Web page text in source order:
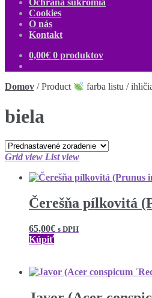
Ochrana súkromia
Cookies
O nás
Kontakt
0,00€ 0 produktov
Domov /Product farba listu /
biela
Grid view List view
Čerešňa pílkovitá
65,00€ s DPH
Kúpiť